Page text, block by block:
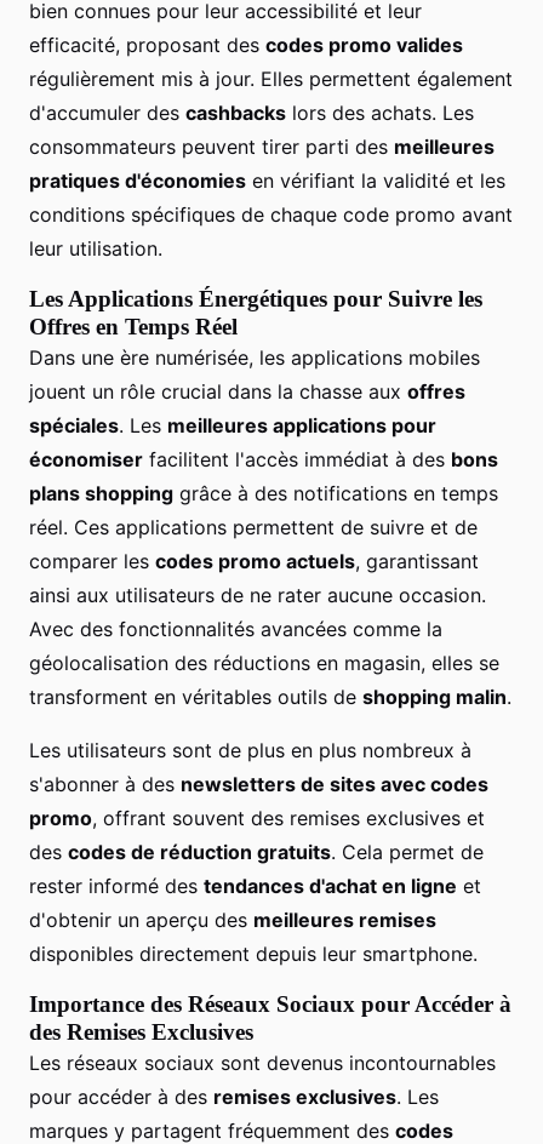
bien connues pour leur accessibilité et leur
efficacité, proposant des codes promo valides
régulièrement mis à jour. Elles permettent également
d'accumuler des cashbacks lors des achats. Les
consommateurs peuvent tirer parti des meilleures
pratiques d'économies en vérifiant la validité et les
conditions spécifiques de chaque code promo avant
leur utilisation.
Les Applications Énergétiques pour Suivre les
Offres en Temps Réel
Dans une ère numérisée, les applications mobiles
jouent un rôle crucial dans la chasse aux offres
spéciales. Les meilleures applications pour
économiser facilitent l'accès immédiat à des bons
plans shopping grâce à des notifications en temps
réel. Ces applications permettent de suivre et de
comparer les codes promo actuels, garantissant
ainsi aux utilisateurs de ne rater aucune occasion.
Avec des fonctionnalités avancées comme la
géolocalisation des réductions en magasin, elles se
transforment en véritables outils de shopping malin.
Les utilisateurs sont de plus en plus nombreux à
s'abonner à des newsletters de sites avec codes
promo, offrant souvent des remises exclusives et
des codes de réduction gratuits. Cela permet de
rester informé des tendances d'achat en ligne et
d'obtenir un aperçu des meilleures remises
disponibles directement depuis leur smartphone.
Importance des Réseaux Sociaux pour Accéder à
des Remises Exclusives
Les réseaux sociaux sont devenus incontournables
pour accéder à des remises exclusives. Les
marques y partagent fréquemment des codes